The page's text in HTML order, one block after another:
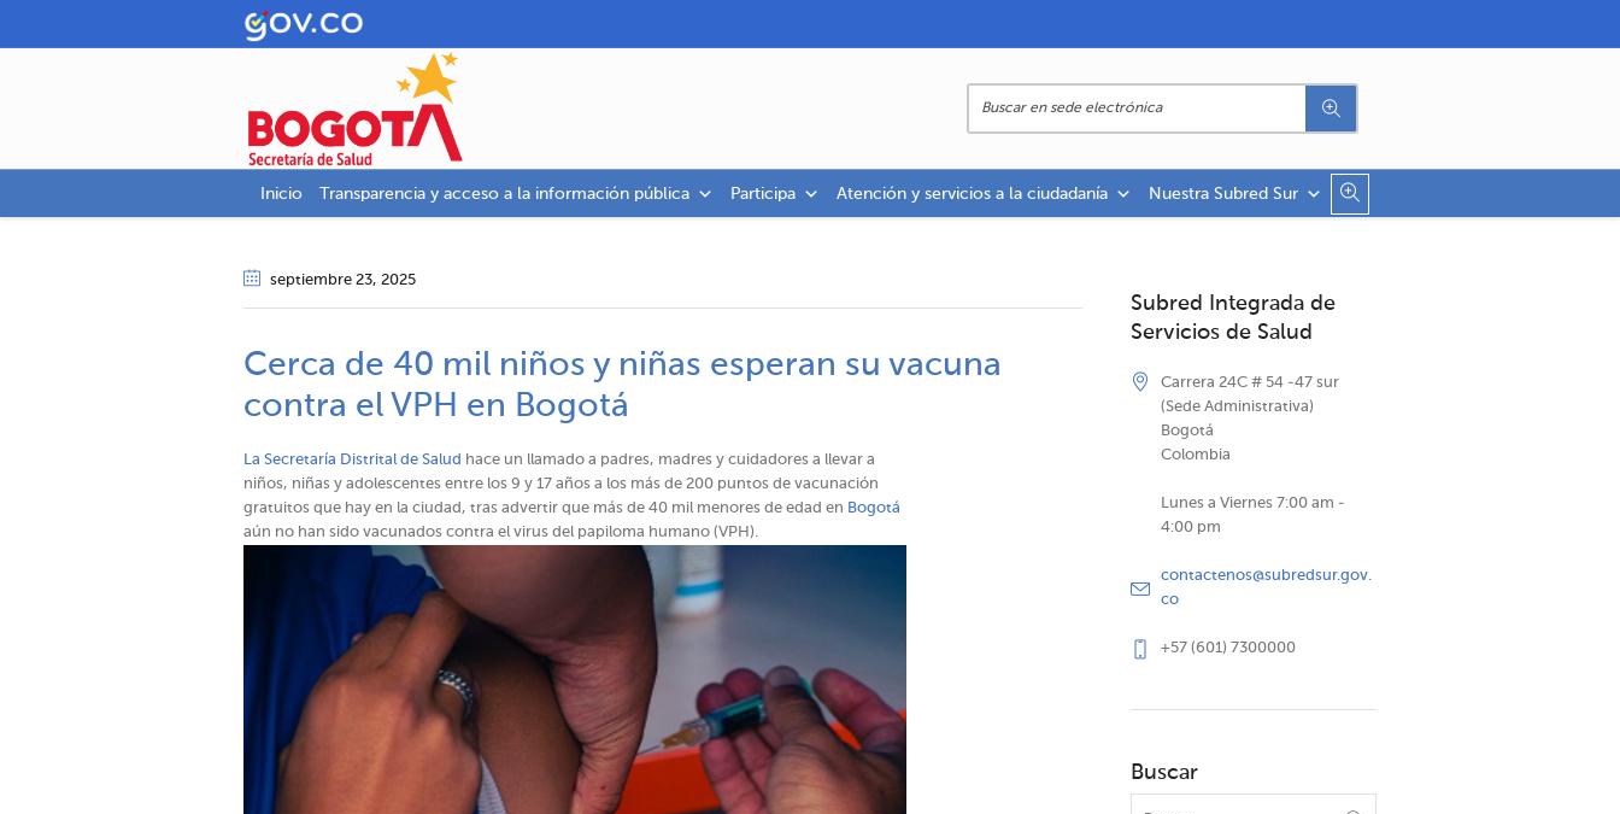
Inicio Transparencia y acceso a la información pública Participa Atención y servicios a la ciudadanía Nuestra Subred Sur
septiembre 23, 2025
Cerca de 40 mil niños y niñas esperan su vacuna
contra el VPH en Bogotá​​
La Secretaría Distrital de Salud hace un llamado a padres, madres y cuidadores a llevar a
niños, niñas y adolescentes entre los 9 y 17 años a los más de 200 puntos de vacunación
gratuitos que hay en la ciudad, tras advertir que más de 40 mil menores de edad en Bogotá
aún no han sido vacunados contra el virus del papiloma humano (VPH).
Subred Integrada de
Servicios de Salud
Carrera 24C # 54 -47 sur
(Sede Administrativa)
Bogotá
Colombia
Lunes a Viernes 7:00 am -
4:00 pm
contactenos@subredsur.gov.
co
+57 (601) 7300000
Buscar